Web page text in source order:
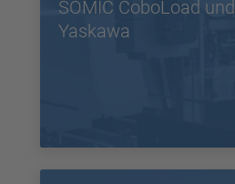
SOMIC CoboLoad und
Yaskawa